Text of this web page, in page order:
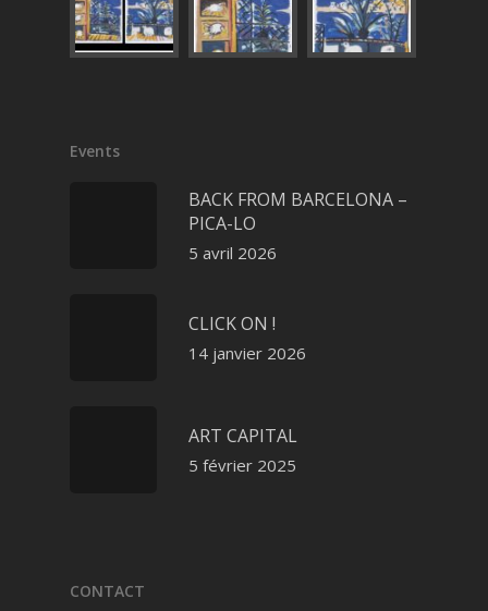
Events
BACK FROM BARCELONA –
PICA-LO
5 avril 2026
CLICK ON !
14 janvier 2026
ART CAPITAL
5 février 2025
CONTACT